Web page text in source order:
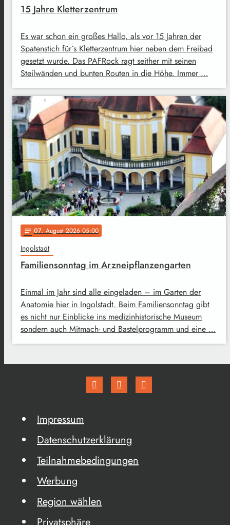
15 Jahre Kletterzentrum
Es war schon ein großes Hallo, als vor 15 Jahren der
Spatenstich für´s Kletterzentrum hier neben dem Freibad
gesetzt wurde. Das PAFRock ragt seither mit seinen
Steilwänden und bunten Routen in die Höhe. Immer …
notes 07. August 2026 05:00
Ingolstadt
Familiensonntag im Arzneipflanzengarten
Einmal im Jahr sind alle eingeladen – im Garten der
Anatomie hier in Ingolstadt. Beim Familiensonntag gibt
es nicht nur Einblicke ins medizinhistorische Museum
sondern auch Mitmach- und Bastelprogramm und eine …
Impressum
Datenschutzerklärung
Teilnahmebedingungen
Werbung
Region wählen